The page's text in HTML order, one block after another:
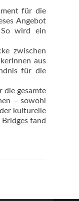
für die
Angebot
So wird ein
zwischen
aus
für die
die gesamte
– sowohl
kulturelle
fand